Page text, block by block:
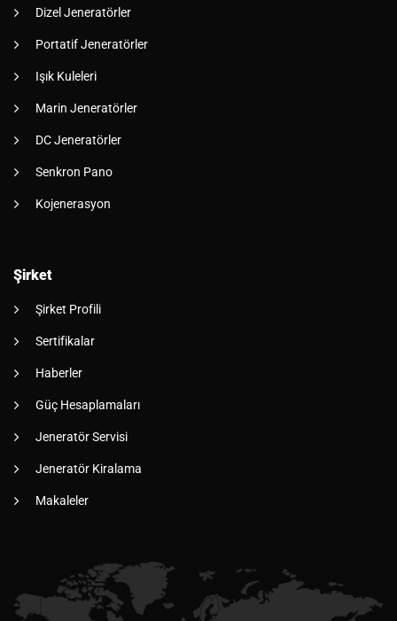
Dizel Jeneratörler
Portatif Jeneratörler
Işık Kuleleri
Marin Jeneratörler
DC Jeneratörler
Senkron Pano
Kojenerasyon
Şirket
Şirket Profili
Sertifikalar
Haberler
Güç Hesaplamaları
Jeneratör Servisi
Jeneratör Kiralama
Makaleler